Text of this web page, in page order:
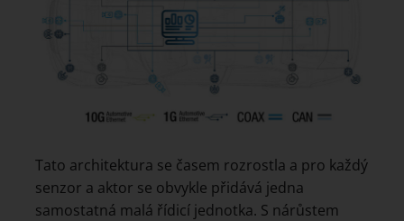
Tato architektura se časem rozrostla a pro každý
senzor a aktor se obvykle přidává jedna
samostatná malá řídicí jednotka. S nárůstem